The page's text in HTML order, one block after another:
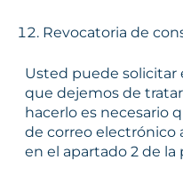
Revocatoria de
Usted puede
que dejemos de
hacerlo es necesario
de correo electrónico
en el apartado 2 de